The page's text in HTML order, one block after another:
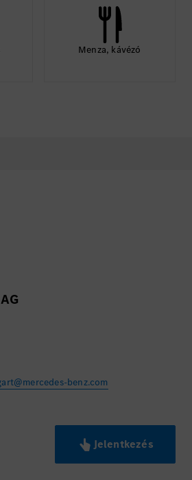
Menza, kávézó
benz.com
Jelentkezés